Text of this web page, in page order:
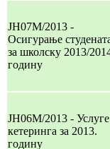
ЈН07М/2013 -
Осигурање
за школску 2013/
годину
ЈН06М/2013 - Услуге
кетеринга за 2013.
годину